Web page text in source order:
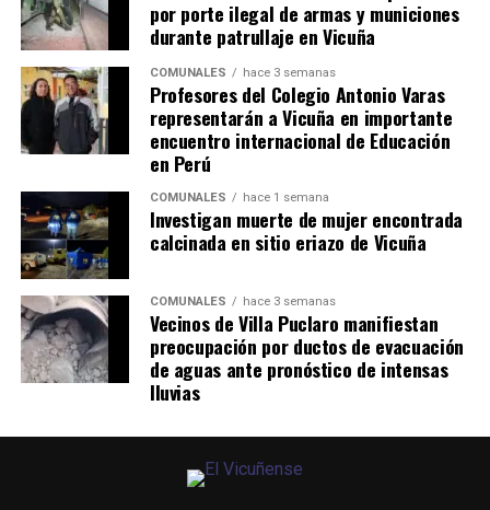
por porte ilegal de armas y municiones
durante patrullaje en Vicuña
COMUNALES hace 3 semanas
Profesores del Colegio Antonio Varas
representarán a Vicuña en importante
encuentro internacional de Educación
en Perú
COMUNALES hace 1 semana
Investigan muerte de mujer encontrada
calcinada en sitio eriazo de Vicuña
COMUNALES hace 3 semanas
Vecinos de Villa Puclaro manifiestan
preocupación por ductos de evacuación
de aguas ante pronóstico de intensas
lluvias